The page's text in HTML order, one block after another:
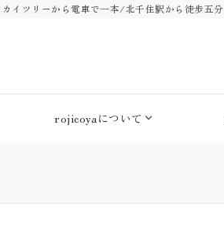
イツリーから電車で一本/北千住駅から徒歩五分
rojicoyaについて